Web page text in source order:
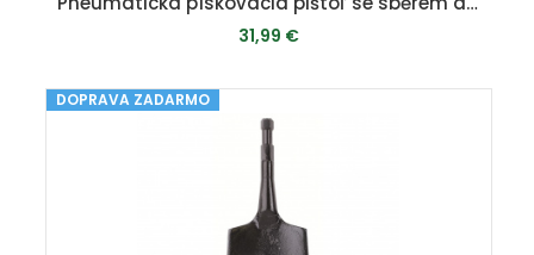
31,99 €
PRIDAŤ DO KOŠÍKA
DOPRAVA ZADARMO